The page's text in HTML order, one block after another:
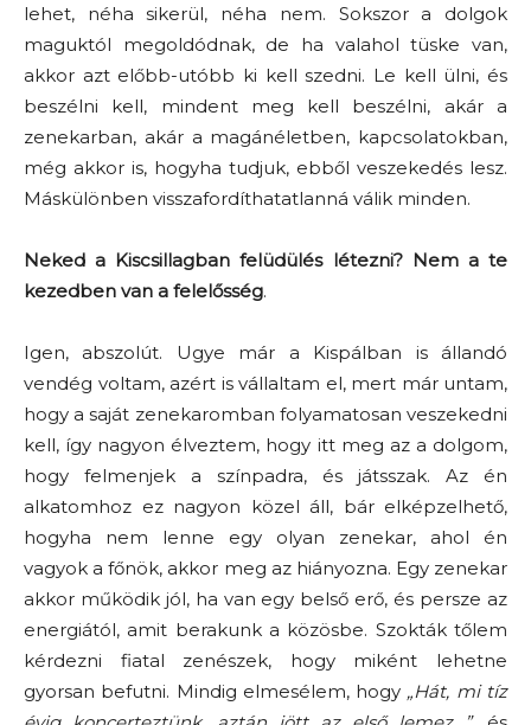
lehet, néha sikerül, néha nem. Sokszor a dolgok
maguktól megoldódnak, de ha valahol tüske van,
akkor azt előbb-utóbb ki kell szedni. Le kell ülni, és
beszélni kell, mindent meg kell beszélni, akár a
zenekarban, akár a magánéletben, kapcsolatokban,
még akkor is, hogyha tudjuk, ebből veszekedés lesz.
Máskülönben visszafordíthatatlanná válik minden.
Neked a Kiscsillagban felüdülés létezni? Nem a te
kezedben van a felelősség.
Igen, abszolút. Ugye már a Kispálban is állandó
vendég voltam, azért is vállaltam el, mert már untam,
hogy a saját zenekaromban folyamatosan veszekedni
kell, így nagyon élveztem, hogy itt meg az a dolgom,
hogy felmenjek a színpadra, és játsszak. Az én
alkatomhoz ez nagyon közel áll, bár elképzelhető,
hogyha nem lenne egy olyan zenekar, ahol én
vagyok a főnök, akkor meg az hiányozna. Egy zenekar
akkor működik jól, ha van egy belső erő, és persze az
energiától, amit berakunk a közösbe. Szokták tőlem
kérdezni fiatal zenészek, hogy miként lehetne
gyorsan befutni. Mindig elmesélem, hogy „Hát, mi tíz